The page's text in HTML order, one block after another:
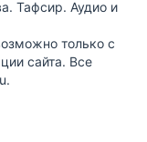
Тафсир. Аудио и
только с
сайта. Все